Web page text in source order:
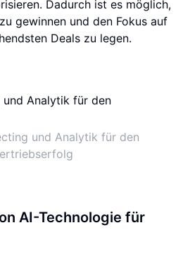
Dadurch ist es möglich,
gewinnen und den Fokus auf
Deals zu legen.
und Analytik für den
AI-Technologie für